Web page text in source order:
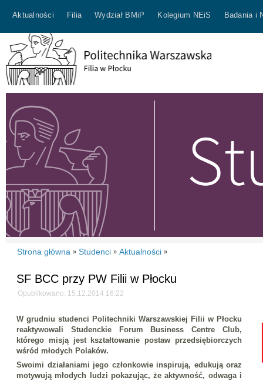
Aktualności Filia Wydział BMiP Kolegium NEiS Badania i
Strona główna » Studenci » Aktualności »
SF BCC przy PW Filii w Płocku
Opublikowano: 15.12.2014 16:22
W grudniu studenci Politechniki Warszawskiej Filii w Płocku
reaktywowali Studenckie Forum Business Centre Club,
którego misją jest kształtowanie postaw przedsiębiorczych
wśród młodych Polaków.
Swoimi działaniami jego członkowie inspirują, edukują oraz
motywują młodych ludzi pokazując, że aktywność, odwaga i